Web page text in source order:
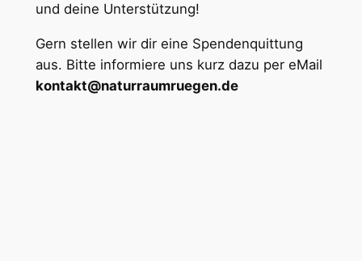
und deine Unterstützung!
Gern stellen wir dir eine Spendenquittung
aus. Bitte informiere uns kurz dazu per eMail
kontakt@naturraumruegen.de